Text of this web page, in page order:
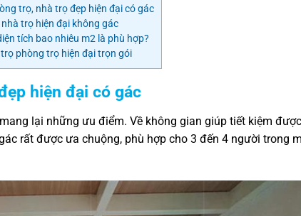
trọ, nhà trọ đẹp hiện đại có gác
trọ hiện đại không gác
tích bao nhiêu m2 là phù hợp?
phòng trọ hiện đại trọn gói
hiện đại có gác
lại những ưu điểm. Về không gian giúp tiết kiệm được
rất được ưa chuộng, phù hợp cho 3 đến 4 người trong